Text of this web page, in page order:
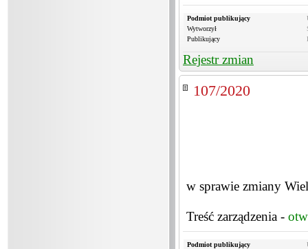
Podmiot publikujący
Wytworzył
Publikujący
Rejestr zmian
107/2020
w sprawie zmiany
Treść zarządzenia -
Podmiot publikujący